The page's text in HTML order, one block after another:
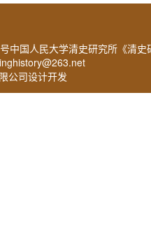
号中国人民大学清史研究所《
公司设计开发